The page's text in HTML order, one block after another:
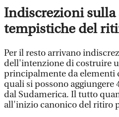
Indiscrezioni sulla
tempistiche del
Per il resto arrivano
dell'intenzione di costruire
principalmente da elementi
quali si possono
dal Sudamerica. Il tutto
all'inizio canonico del ritiro